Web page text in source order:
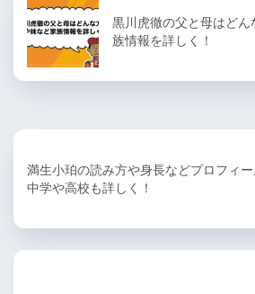
黒川虎徹の父と母はどん
族情報を詳しく！
満生小珀の読み方や身長などプロフィー
中学や高校も詳しく！